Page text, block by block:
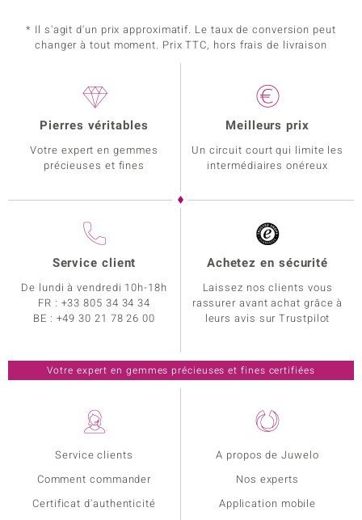
* Il s'agit d'un prix approximatif. Le taux de conversion peut
changer à tout moment. Prix TTC, hors frais de livraison
Service clients
Comment commander
Certificat d'authenticité
A propos de Juwelo
Nos experts
Application mobile
Pierres véritables
Votre expert en gemmes
précieuses et fines
Meilleurs prix
Un circuit court qui limite les
intermédiaires onéreux
Service client
De lundi à vendredi 10h-18h
FR : +33 805 34 34 34
BE : +49 30 21 78 26 00
Achetez en sécurité
Laissez nos clients vous
rassurer avant achat grâce à
leurs avis sur Trustpilot
Votre expert en gemmes précieuses et fines certifiées